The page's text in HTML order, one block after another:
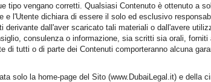
tipo vengano corretti. Qualsiasi Contenuto è ottenuto a
e l'Utente dichiara di essere il solo ed esclusivo
derivante dall'aver scaricato tali materiali o dall'avere
consulenza o informazione, sia scritti sia orali, forniti
di tutti o di parte dei Contenuti comporteranno alcuna
solo la home-page del Sito (www.DubaiLegal.it) e della